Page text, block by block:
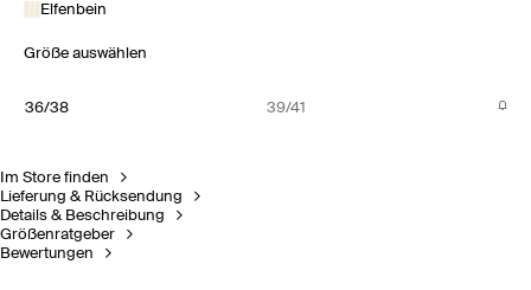
Elfenbein
Größe auswählen
36/38 39/41
Im Store finden
Lieferung & Rücksendung
Details & Beschreibung
Größenratgeber
Bewertungen